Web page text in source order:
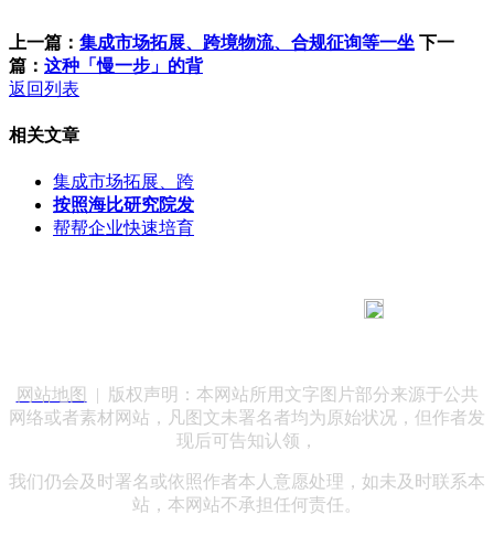
上一篇： 集成市场拓展、跨境物流、合规征询等一坐 下一
篇： 这种「慢一步」的背
返回列表
相关文章
集成市场拓展、跨
按照海比研究院发
帮帮企业快速培育
网站地图
| 版权声明：本网站所用文字图片部分来源于公共
网络或者素材网站，凡图文未署名者均为原始状况，但作者发
现后可告知认领，
我们仍会及时署名或依照作者本人意愿处理，如未及时联系本
站，本网站不承担任何责任。